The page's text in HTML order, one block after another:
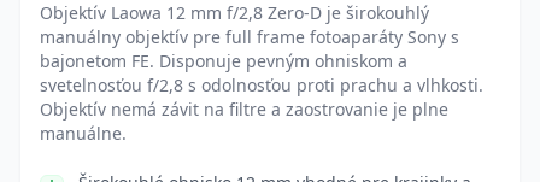
Objektív Laowa 12 mm f/2,8 Zero-D je širokouhlý
manuálny objektív pre full frame fotoaparáty Sony s
bajonetom FE. Disponuje pevným ohniskom a
svetelnosťou f/2,8 s odolnosťou proti prachu a vlhkosti.
Objektív nemá závit na filtre a zaostrovanie je plne
manuálne.